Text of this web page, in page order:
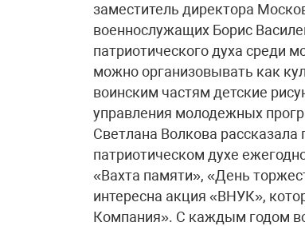
заместитель директора
военнослужащих Борис
патриотического духа среди
можно организовывать как
воинским частям детские
управления молодежных
Светлана Волкова
патриотическом духе
«Вахта памяти», «День
интересна акция «ВНУК»,
Компания». С каждым годом